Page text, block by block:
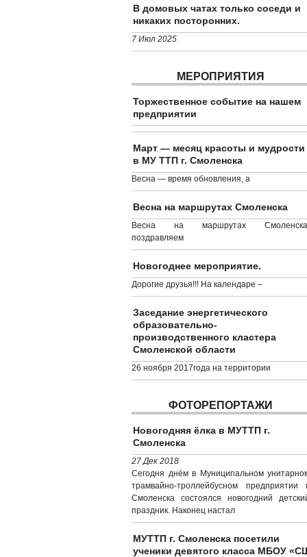
В домовых чатах только соседи и
никаких посторонних.
7 Июл 2025
МЕРОПРИЯТИЯ
Торжественное событие на нашем
предприятии
Март — месяц красоты и мудрости
в МУ ТТП г. Смоленска
Весна — время обновления, а
Весна на маршрутах Смоленска
Весна на маршрутах
поздравляем
Новогоднее мероприятие.
Дорогие друзья!!! На календаре –
Заседание энергетического
образовательно-
производственного кластера
Смоленской области
26 ноября 2017года на территории
ФОТОРЕПОРТАЖИ
Новогодняя ёлка в МУТТП г.
Смоленска
27 Дек 2018
Сегодня днём в Муниципальном
трамвайно-троллейбусном предприятии
Смоленска состоялся новогодний
праздник. Наконец настал
МУТТП г. Смоленска посетили
ученики девятого класса МБОУ